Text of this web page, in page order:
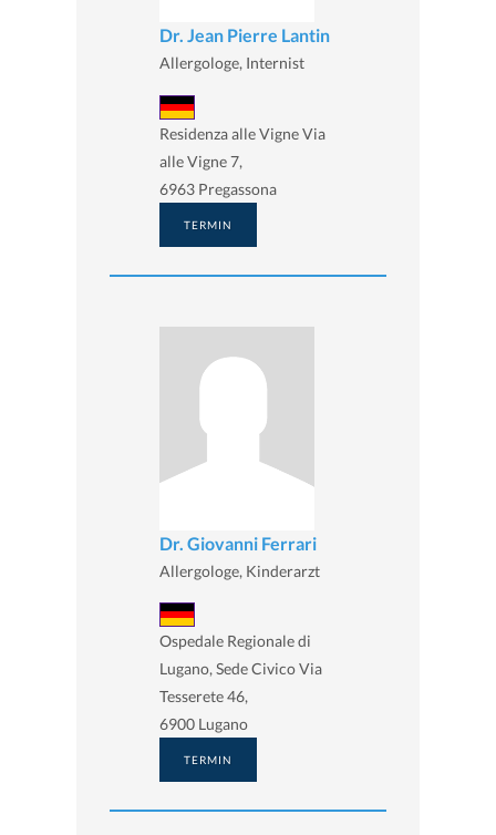
Dr. Jean Pierre Lantin
Allergologe, Internist
Residenza alle Vigne Via
alle Vigne 7,
6963 Pregassona
TERMIN
Dr. Giovanni Ferrari
Allergologe, Kinderarzt
Ospedale Regionale di
Lugano, Sede Civico Via
Tesserete 46,
6900 Lugano
TERMIN